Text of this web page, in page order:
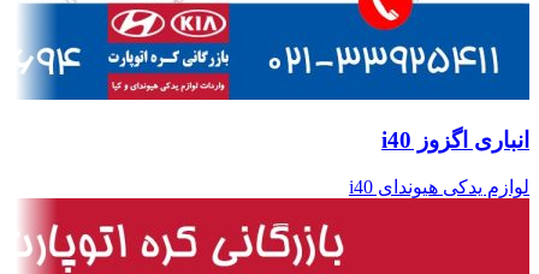
انباری اگزوز i40
لوازم یدکی هیوندای i40